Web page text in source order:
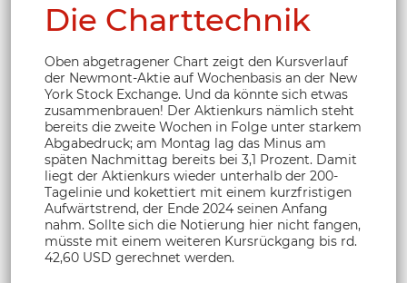
Die Charttechnik
Oben abgetragener Chart zeigt den Kursverlauf
der Newmont-Aktie auf Wochenbasis an der New
York Stock Exchange. Und da könnte sich etwas
zusammenbrauen! Der Aktienkurs nämlich steht
bereits die zweite Wochen in Folge unter starkem
Abgabedruck; am Montag lag das Minus am
späten Nachmittag bereits bei 3,1 Prozent. Damit
liegt der Aktienkurs wieder unterhalb der 200-
Tagelinie und kokettiert mit einem kurzfristigen
Aufwärtstrend, der Ende 2024 seinen Anfang
nahm. Sollte sich die Notierung hier nicht fangen,
müsste mit einem weiteren Kursrückgang bis rd.
42,60 USD gerechnet werden.